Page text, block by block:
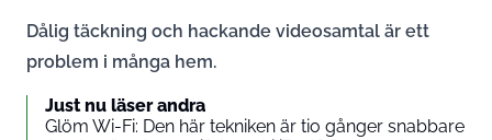
Dålig täckning och hackande videosamtal är ett
problem i många hem.
Just nu läser andra
Glöm Wi-Fi: Den här tekniken är tio gånger snabbare